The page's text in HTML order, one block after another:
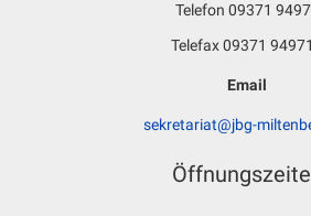
Telefon 09371
Telefax 09371
Email
sekretariat@jbg-